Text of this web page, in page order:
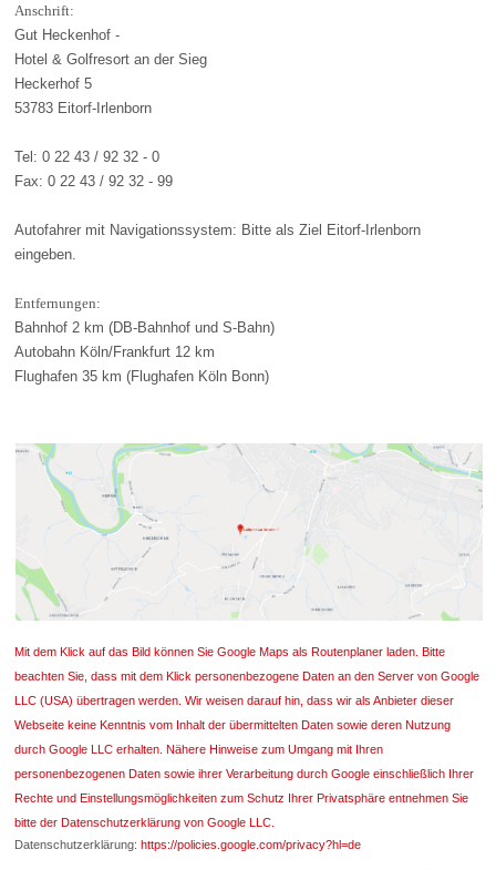
Anschrift:
Gut Heckenhof -
Hotel & Golfresort an der Sieg
Heckerhof 5
53783 Eitorf-Irlenborn
Tel: 0 22 43 / 92 32 - 0
Fax: 0 22 43 / 92 32 - 99
Autofahrer mit Navigationssystem: Bitte als Ziel Eitorf-Irlenborn
eingeben.
Entfernungen:
Bahnhof 2 km (DB-Bahnhof und S-Bahn)
Autobahn Köln/Frankfurt 12 km
Flughafen 35 km (Flughafen Köln Bonn)
Mit dem Klick auf das Bild können Sie Google Maps als Routenplaner laden. Bitte
beachten Sie, dass mit dem Klick personenbezogene Daten an den Server von Google
LLC (USA) übertragen werden. Wir weisen darauf hin, dass wir als Anbieter dieser
Webseite keine Kenntnis vom Inhalt der übermittelten Daten sowie deren Nutzung
durch Google LLC erhalten. Nähere Hinweise zum Umgang mit Ihren
personenbezogenen Daten sowie ihrer Verarbeitung durch Google einschließlich Ihrer
Rechte und Einstellungsmöglichkeiten zum Schutz Ihrer Privatsphäre entnehmen Sie
bitte der Datenschutzerklärung von Google LLC.
Datenschutzerklärung:https://policies.google.com/privacy?hl=de